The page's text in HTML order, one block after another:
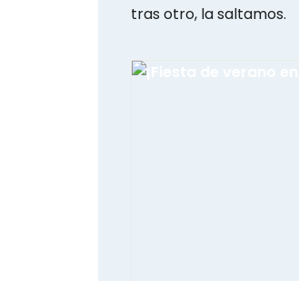
tras otro, la saltamos.